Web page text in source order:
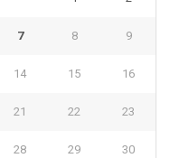
7 8 9
14 15 16
21 22 23
28 29 30